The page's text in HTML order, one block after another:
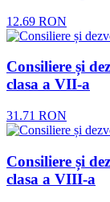
12.69 RON
Consiliere și
clasa a VII-a
31.71 RON
Consiliere și
clasa a VIII-a